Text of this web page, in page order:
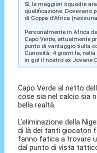
Sì, le maggiori squadre
qualificazione. Dovevano
di Coppa d'Africa
Personalmente in Africa
Capo Verde, attualmente
punto di vantaggio sulla
Curiosità: 4 giorni fa,
in gol il nostro ex Jovane
Capo Verde al netto
cose sia nel calcio sia
bella realtà.
L'eliminazione della
di là dei tanti giocatori
fanno fatica a trovare
dal punto di vista